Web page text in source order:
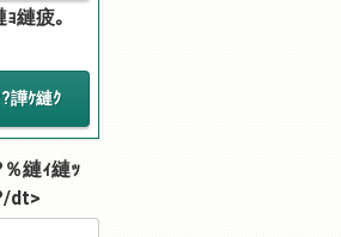
ｮ縺疲｡
譁ｹ縺ｸ
縺ｨ縺ｯ
dt>